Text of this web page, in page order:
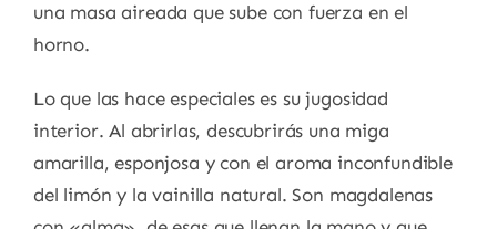
una masa aireada que sube con fuerza en el
horno.
Lo que las hace especiales es su jugosidad
interior. Al abrirlas, descubrirás una miga
amarilla, esponjosa y con el aroma inconfundible
del limón y la vainilla natural. Son magdalenas